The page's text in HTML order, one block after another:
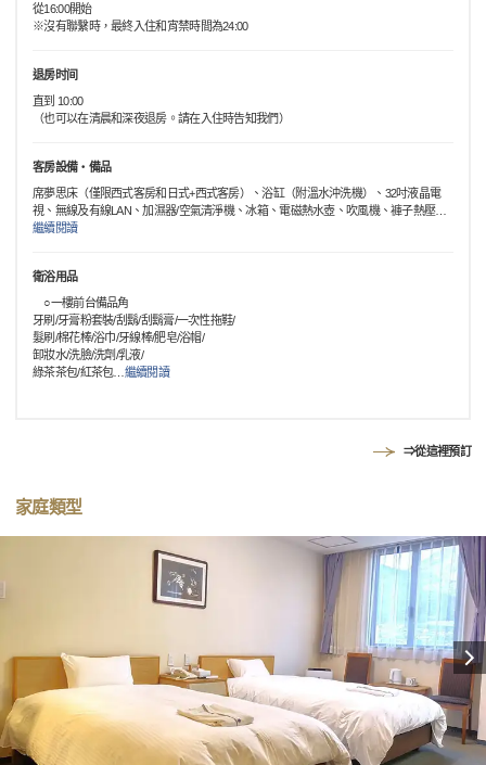
從16:00開始
※沒有聯繫時，最終入住和宵禁時間為24:00
退房时间
直到 10:00
（也可以在清晨和深夜退房。請在入住時告知我們）
客房設備・備品
席夢思床（僅限西式客房和日式+西式客房）、浴缸（附溫水沖洗機）、32吋液晶電
視、無線及有線LAN、加濕器/空氣清淨機、冰箱、電磁熱水壺、吹風機、褲子熱壓…
繼續閱讀
衛浴用品
○一樓前台備品角
牙刷/牙膏粉套裝/刮鬍/刮鬍膏/一次性拖鞋/
髮刷/棉花棒/浴巾/牙線棒/肥皂/浴帽/
卸妝水/洗臉/洗劑/乳液/
綠茶茶包/紅茶包… 繼續閱讀
⇒從這裡預訂
家庭類型